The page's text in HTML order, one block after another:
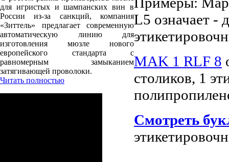
для игристых и шампанских вин в
России из-за санкций, компания
«Зиттель» предлагает современную
автоматическую линию для
изготовления мюзле нового
европейского стандарта с
равномерным замыканием
затягивающей проволоки.
Читать полностью
L5 означает -
MAK 1 RLF 8
столиков, 1
Смотреть